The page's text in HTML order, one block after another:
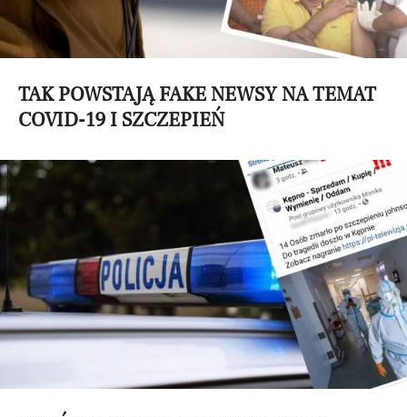
TAK POWSTAJĄ FAKE NEWSY NA TEMAT
COVID-19 I SZCZEPIEŃ